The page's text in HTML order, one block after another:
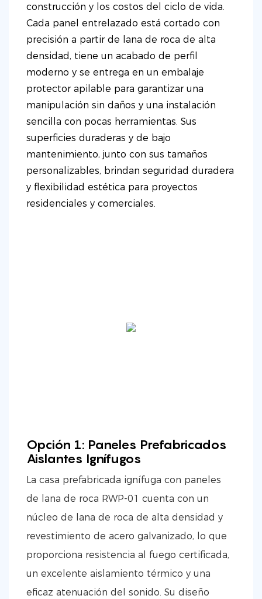
construcción y los costos del ciclo de vida.
Cada panel entrelazado está cortado con
precisión a partir de lana de roca de alta
densidad, tiene un acabado de perfil
moderno y se entrega en un embalaje
protector apilable para garantizar una
manipulación sin daños y una instalación
sencilla con pocas herramientas. Sus
superficies duraderas y de bajo
mantenimiento, junto con sus tamaños
personalizables, brindan seguridad duradera
y flexibilidad estética para proyectos
residenciales y comerciales.
Opción 1: Paneles Prefabricados
Aislantes Ignífugos
La casa prefabricada ignífuga con paneles
de lana de roca RWP-01 cuenta con un
núcleo de lana de roca de alta densidad y
revestimiento de acero galvanizado, lo que
proporciona resistencia al fuego certificada,
un excelente aislamiento térmico y una
eficaz atenuación del sonido. Su diseño